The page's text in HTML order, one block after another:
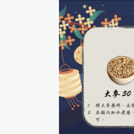
2. 加入500毫升的清水
功效：
補益氣血，主治氣血虛
參考資料：
《中藥材食療養生》
作者葉翹
審定曲黎敏、鄭婷宜
《更多食品健康資訊分
食療研究室
https://
https://reurl.cc/praNN4